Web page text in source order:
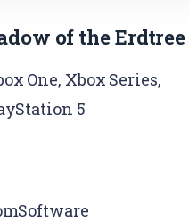
of the Erdtree
One, Xbox Series,
5